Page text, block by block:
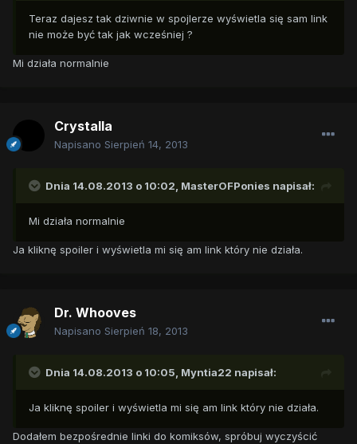
Teraz dajesz tak dziwnie w spojlerze wyświetla się sam link
nie może być tak jak wcześniej ?
Mi działa normalnie
Crystalla
Napisano Sierpień 14, 2013
Dnia 14.08.2013 o 10:02, MasterOFPonies napisał:
Mi działa normalnie
Ja kliknę spoiler i wyświetla mi się am link który nie działa.
Dr. Whooves
Napisano Sierpień 18, 2013
Dnia 14.08.2013 o 10:05, Myntia22 napisał:
Ja kliknę spoiler i wyświetla mi się am link który nie działa.
Dodałem bezpośrednie linki do komiksów, spróbuj wyczyścić